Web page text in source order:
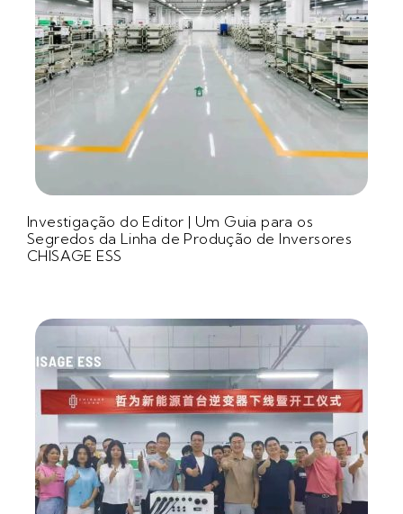
Investigação do Editor | Um Guia para os
Segredos da Linha de Produção de Inversores
CHISAGE ESS